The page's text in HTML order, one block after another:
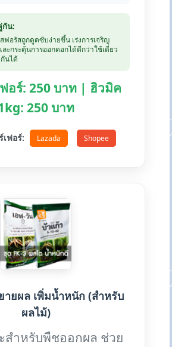
กัน:
อรัสถูกดูดซับง่ายขึ้น เร่งการเจริญ
ละกระตุ้นการออกดอกได้ดีกว่าใช้เดี่ยว
นได้
ฟอร์: 250 บาท | ฮิวมิค
250 บาท
เฟอร์: Lazada Shopee
ายผล เพิ่มน้ำหนัก (สำหรับ
ผลไม้)
สำหรับพืชออกผล ช่วย